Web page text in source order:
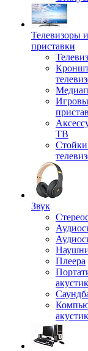
Телевизоры и
приставки
ТВ
Звук
Плеера